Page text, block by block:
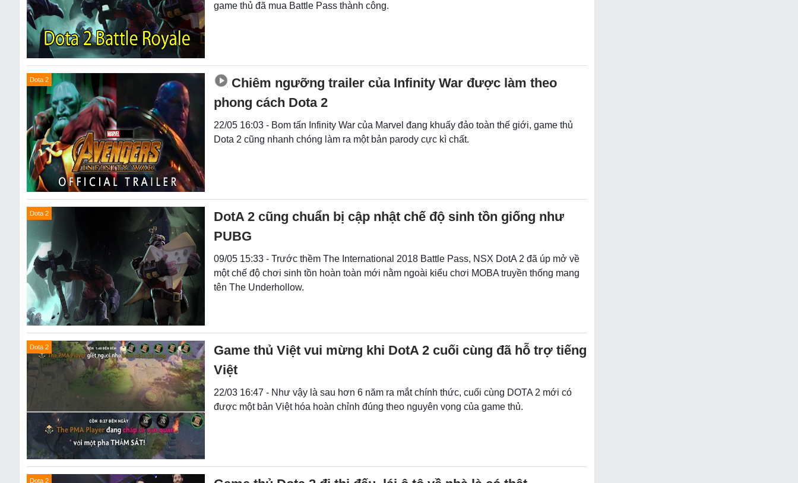
game thủ đã mua Battle Pass thành công.
Dota 2
Chiêm ngưỡng trailer của Infinity War được làm theo
phong cách Dota 2
22/05 16:03 - Bom tấn Infinity War của Marvel đang khuấy đảo toàn thế giới, game thủ
Dota 2 cũng nhanh chóng làm ra một bản parody cực kì chất.
Dota 2
DotA 2 cũng chuẩn bị cập nhật chế độ sinh tồn giống như
PUBG
09/05 15:33 - Trước thềm The International 2018 Battle Pass, NSX DotA 2 đã úp mở về
một chế độ chơi sinh tồn hoàn toàn mới nằm ngoài kiểu chơi MOBA truyền thống mang
tên The Underhollow.
Dota 2
Game thủ Việt vui mừng khi DotA 2 cuối cùng đã hỗ trợ tiếng
Việt
22/03 16:47 - Như vậy là sau hơn 6 năm ra mắt chính thức, cuối cùng DOTA 2 mới có
được một bản Việt hóa hoàn chỉnh đúng theo nguyên vọng của game thủ.
Dota 2